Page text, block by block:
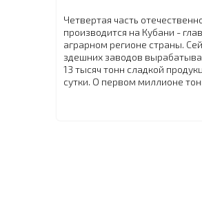
Четвертая часть
производится на Кубани -
аграрном регионе страны.
здешних заводов
13 тысяч тонн сладкой
сутки. О первом миллионе